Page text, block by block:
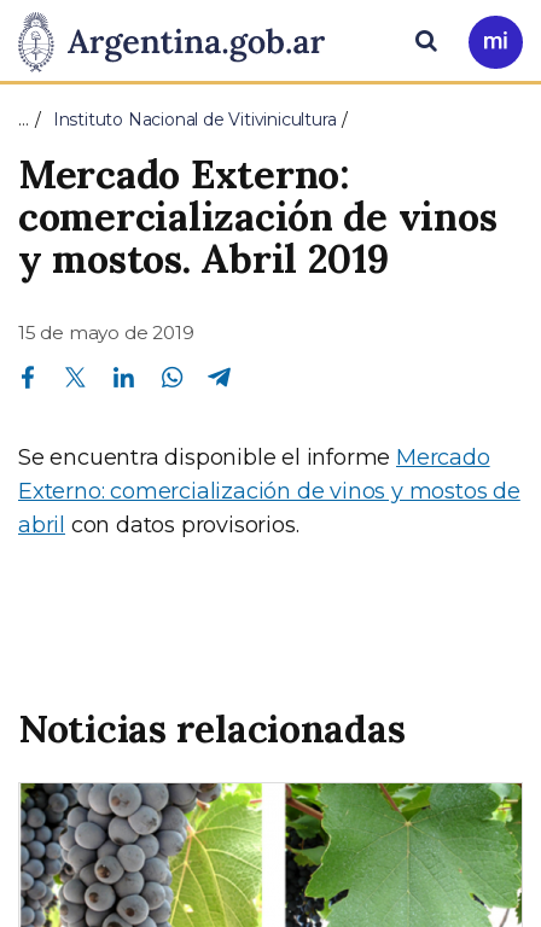
Presidencia
de
la
Nación
Pasar al contenido principal
Ir
a
Buscar
… Instituto Nacional de Vitivinicultura
Mercado Externo:
comercialización de vinos
y mostos. Abril 2019
15 de mayo de 2019
Compartir en Facebook Compartir en Twitter Compartir en Linkedin Compartir en Whatsapp
Se encuentra disponible el informe Mercado
Externo: comercialización de vinos y mostos de
abril con datos provisorios.
Noticias relacionadas